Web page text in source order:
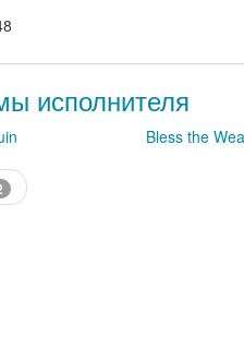
исполнителя
Bless the